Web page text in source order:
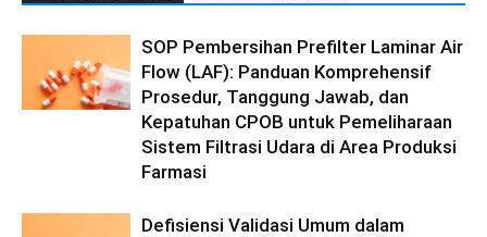
SOP Pembersihan Prefilter Laminar Air
Flow (LAF): Panduan Komprehensif
Prosedur, Tanggung Jawab, dan
Kepatuhan CPOB untuk Pemeliharaan
Sistem Filtrasi Udara di Area Produksi
Farmasi
Defisiensi Validasi Umum dalam